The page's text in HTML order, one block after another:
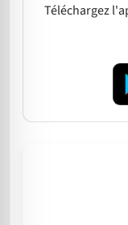
Téléchargez